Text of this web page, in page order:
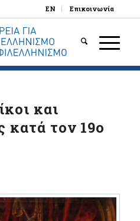
EN Επικοινωνία
και
κατά τον 19ο